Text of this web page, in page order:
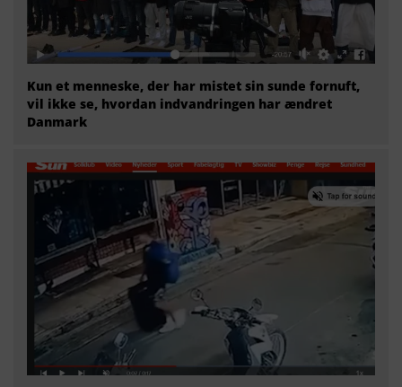
Kun et menneske, der har mistet sin sunde fornuft,
vil ikke se, hvordan indvandringen har ændret
Danmark